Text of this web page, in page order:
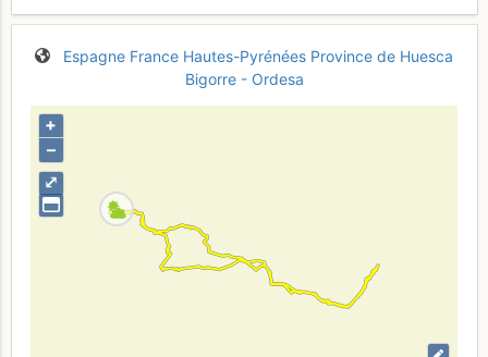
Espagne France Hautes-Pyrénées Province de Huesca
Bigorre - Ordesa
⤢
+
–